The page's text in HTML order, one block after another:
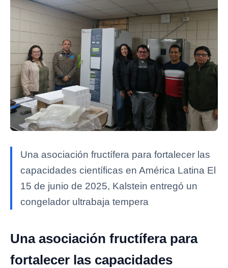
Una asociación fructífera para fortalecer las
capacidades científicas en América Latina El
15 de junio de 2025, Kalstein entregó un
congelador ultrabaja tempera
Una asociación fructífera para
fortalecer las capacidades